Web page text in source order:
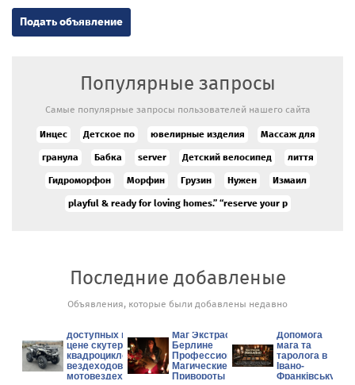
Подать объявление
Популярные запросы
Самые популярные запросы пользователей нашего сайта
Инцес Детское по ювелирные изделия Массаж для
гранула Бабка server Детский велосипед лиття
Гидроморфон Морфин Грузин Нужен Измаил
playful & ready for loving homes.” “reserve your p
Последние добавленые
Объявления, которые были добавлены недавно
доступных по
цене скутеров,
квадроциклов,
вездеходов и
мотовездеходов
Маг Экстрасенс в
Берлине
Профессиональные
Магические Услуги
Привороты Гадание
Допомога
мага та
таролога в
Івано-
Франківську.